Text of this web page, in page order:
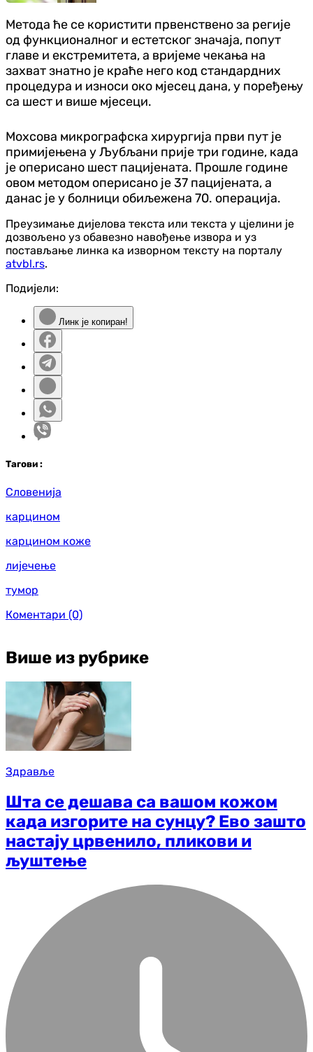
Метода ће се користити првенствено за регије
од функционалног и естетског значаја, попут
главе и екстремитета, а вријеме чекања на
захват знатно је краће него код стандардних
процедура и износи око мјесец дана, у поређењу
са шест и више мјесеци.
Мохсова микрографска хирургија први пут је
примијењена у Љубљани прије три године, када
је оперисано шест пацијената. Прошле године
овом методом оперисано је 37 пацијената, а
данас је у болници обиљежена 70. операција.
Преузимање дијелова текста или текста у цјелини је
дозвољено уз обавезно навођење извора и уз
постављање линка ка изворном тексту на порталу
atvbl.rs.
Подијели:
Линк је копиран!
Тагови :
Словенија
карцином
карцином коже
лијечење
тумор
Коментари (0)
Више из рубрике
Здравље
Шта се дешава са вашом кожом
када изгорите на сунцу? Ево зашто
настају црвенило, пликови и
љуштење